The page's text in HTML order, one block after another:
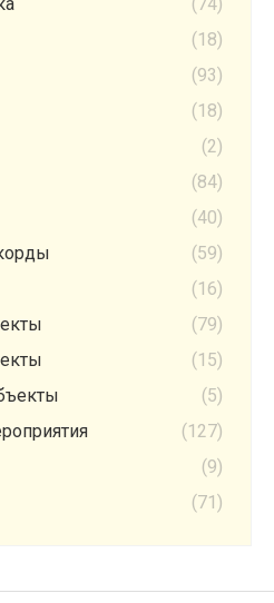
(18)
(93)
(18)
(2)
(84)
(40)
(59)
(16)
(79)
(15)
(5)
(127)
(9)
(71)